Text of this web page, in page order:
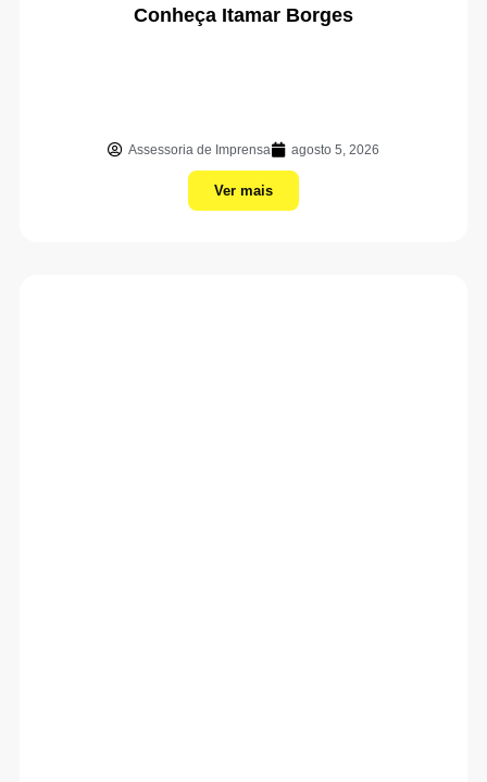
Conheça Itamar Borges
Assessoria de Imprensa agosto 5, 2026
Ver mais